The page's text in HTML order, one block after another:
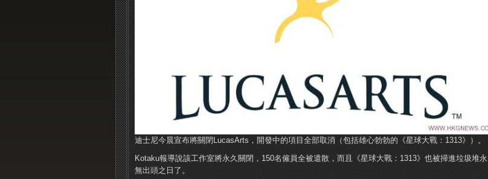
迪士尼今晨宣布將關閉LucasArts，開發中的項目全部取消（包括雄心勃勃的《星球大戰：1313》）。
Kotaku報導說該工作室將永久關閉，150名僱員全被遣散，而且《星球大戰：1313》也被掃進垃圾堆永
無出頭之日了。